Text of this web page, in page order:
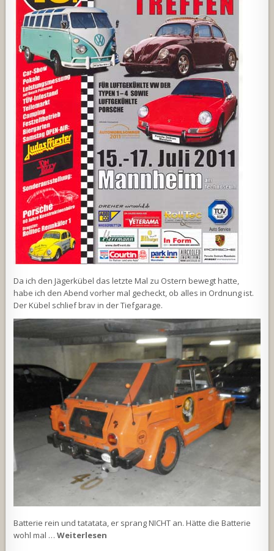
Da ich den Jägerkübel das letzte Mal zu Ostern bewegt hatte,
habe ich den Abend vorher mal gecheckt, ob alles in Ordnung ist.
Der Kübel schlief brav in der Tiefgarage.
Batterie rein und tatatata, er sprang NICHT an. Hätte die Batterie
wohl mal …Weiterlesen